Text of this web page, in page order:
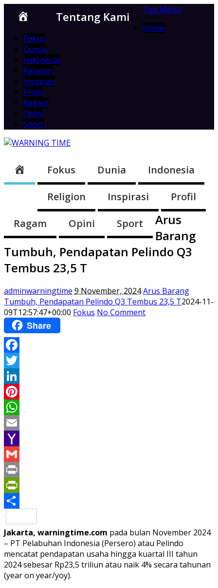
HomeTentang Kami
Top Menu
Home
Fokus
Dunia
Indonesia
Religion
Inspirasi
Profil
Ragam
Opini
Sport
HomeFokus Dunia Indonesia
Religion Inspirasi Profil
Ragam Opini Sport
Arus
Barang
Tumbuh, Pendapatan Pelindo Q3
Tembus 23,5 T
adminwarningtime 9 November, 2024Arus Barang
Tumbuh, Pendapatan Pelindo Q3 Tembus 23,5 T2024-11-
09T12:57:47+00:00 Fokus No Comment
Share
Facebook
Twitter
LinkedIn
Pinterest
WhatsApp
Email
Yahoo
Mail
Gmail
Print
PrintFriendly
Jakarta, warningtime.com pada bulan November 2024
– PT Pelabuhan Indonesia (Persero) atau Pelindo
mencatat pendapatan usaha hingga kuartal III tahun
2024 sebesar Rp23,5 triliun atau naik 4% secara tahunan
(year on year/yoy).